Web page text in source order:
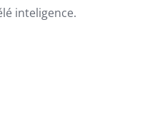
inteligence.